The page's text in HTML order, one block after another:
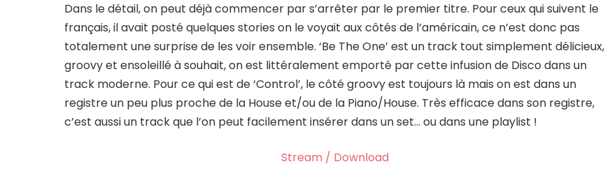
Dans le détail, on peut déjà commencer par s’arrêter par le premier titre. Pour ceux qui suivent le
français, il avait posté quelques stories on le voyait aux côtés de l’américain, ce n’est donc pas
totalement une surprise de les voir ensemble. ‘Be The One’ est un track tout simplement délicieux,
groovy et ensoleillé à souhait, on est littéralement emporté par cette infusion de Disco dans un
track moderne. Pour ce qui est de ‘Control’, le côté groovy est toujours là mais on est dans un
registre un peu plus proche de la House et/ou de la Piano/House. Très efficace dans son registre,
c’est aussi un track que l’on peut facilement insérer dans un set… ou dans une playlist !
Stream / Download